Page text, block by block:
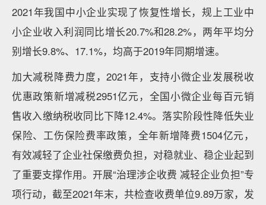
2021年我国中小企业实现了恢复性增长，规上工业中
小企业收入利润同比增长20.7%和28.2%，两年平均分
别增长9.8%、17.1%，均高于2019年同期增速。
加大减税降费力度，2021年，支持小微企业发展税收
优惠政策新增减税2951亿元，全国小微企业每百元销
售收入缴纳税收同比下降12.4%。落实阶段性降低失业
保险、工伤保险费率政策，全年新增降费1504亿元，
有效减轻了企业社保缴费负担，对稳就业、稳企业起到
了重要支撑作用。开展“治理涉企收费 减轻企业负担”专
项行动，截至2021年末，共检查收费单位9.89万家，发